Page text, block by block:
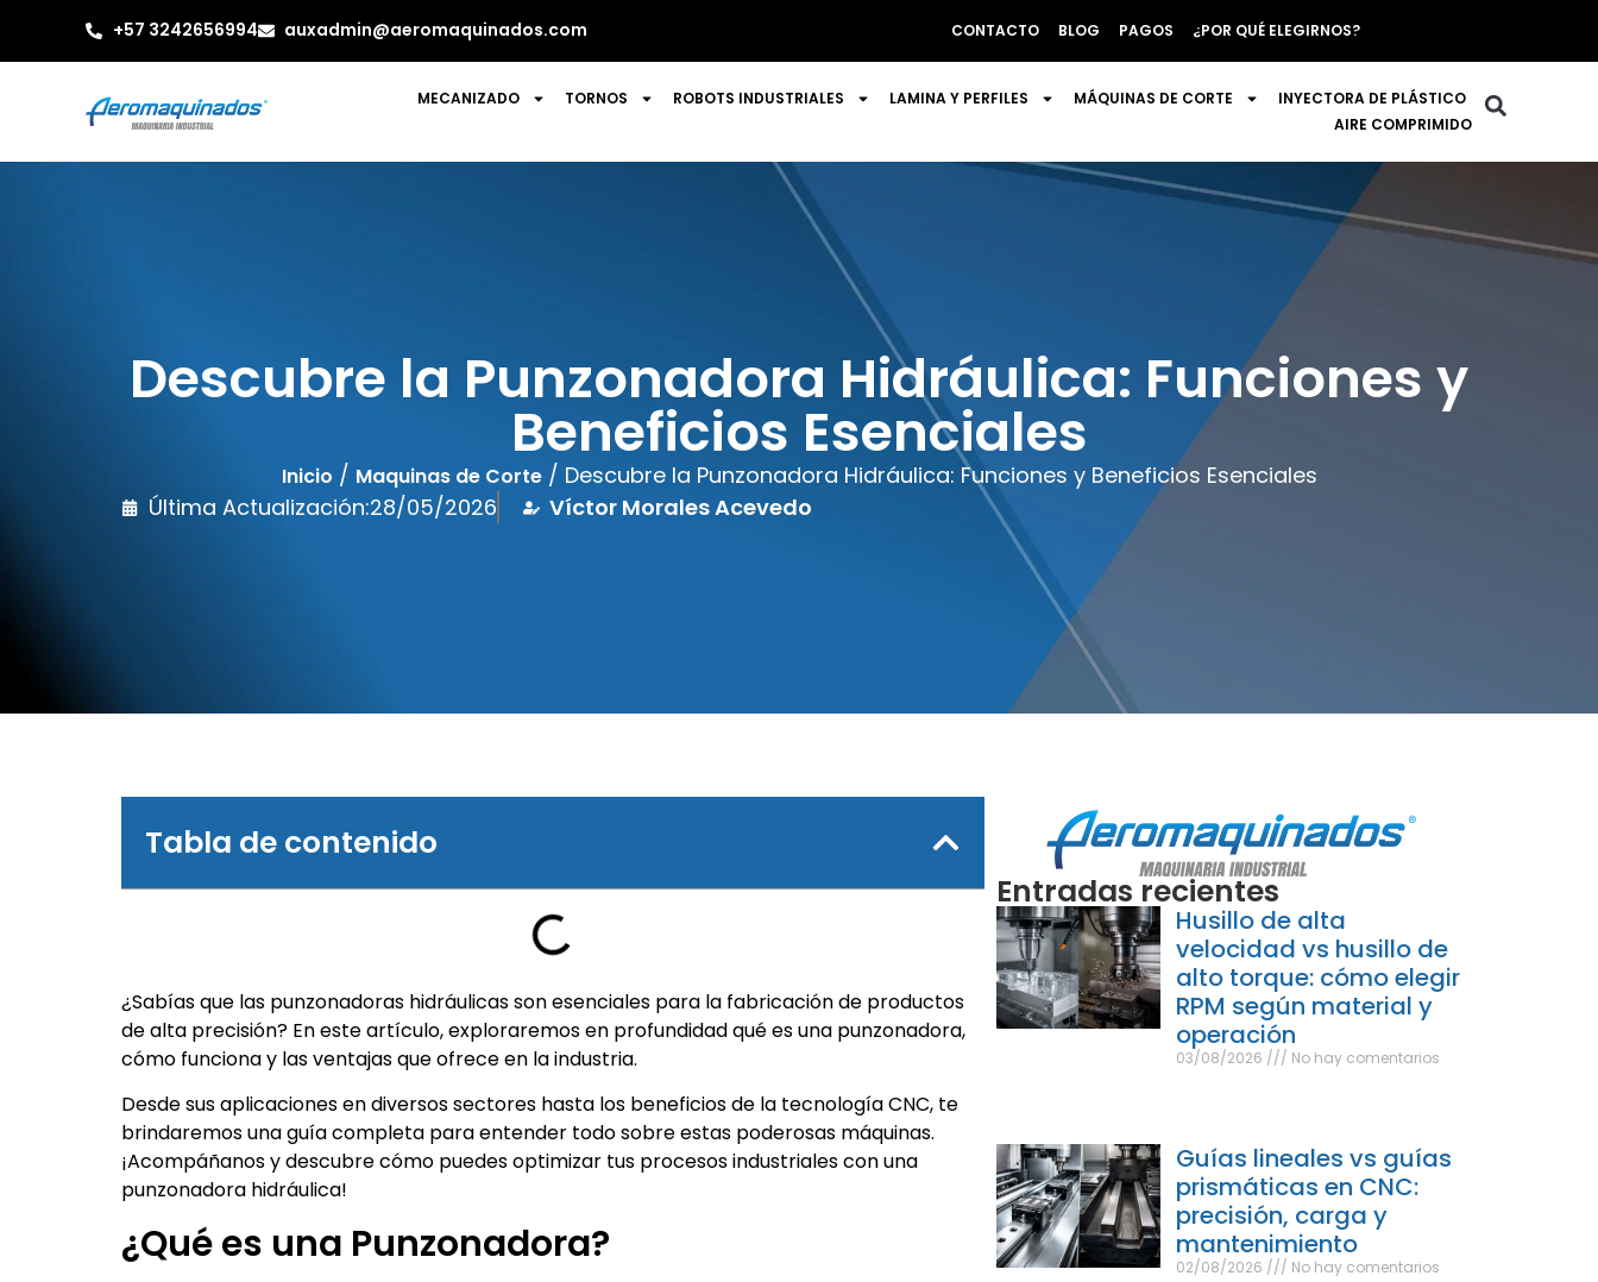
+57 3242656994 auxadmin@aeromaquinados.com CONTACTO BLOG PAGOS ¿POR QUÉ ELEGIRNOS?
MECANIZADO TORNOS ROBOTS INDUSTRIALES LAMINA Y PERFILES MÁQUINAS DE CORTE
INYECTORA DE PLÁSTICO
AIRE COMPRIMIDO
Descubre la Punzonadora Hidráulica: Funciones y
Beneficios Esenciales
Inicio / Maquinas de Corte/ Descubre la Punzonadora Hidráulica: Funciones y Beneficios Esenciales
Última Actualización:28/05/2026 Víctor Morales Acevedo
Tabla de contenido
¿Sabías que las punzonadoras hidráulicas son esenciales para la fabricación de productos
de alta precisión? En este artículo, exploraremos en profundidad qué es una punzonadora,
cómo funciona y las ventajas que ofrece en la industria.
Desde sus aplicaciones en diversos sectores hasta los beneficios de la tecnología CNC, te
brindaremos una guía completa para entender todo sobre estas poderosas máquinas.
¡Acompáñanos y descubre cómo puedes optimizar tus procesos industriales con una
punzonadora hidráulica!
¿Qué es una Punzonadora?
Entradas recientes
Husillo de alta
velocidad vs husillo de
alto torque: cómo elegir
RPM según material y
operación
03/08/2026 No hay comentarios
Guías lineales vs guías
prismáticas en CNC:
precisión, carga y
mantenimiento
02/08/2026 No hay comentarios